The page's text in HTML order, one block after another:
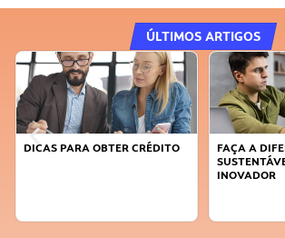
ÚLTIMOS ARTIGOS
DICAS PARA OBTER CRÉDITO
FAÇA A
INOVADOR